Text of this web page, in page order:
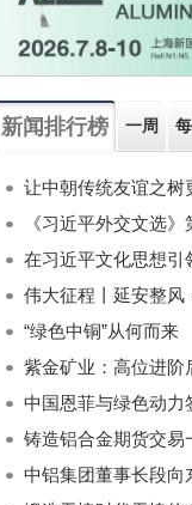
新闻排行榜 一周
《习近平外交文选
“绿色中铜”从何而来
紫金矿业：高位进阶
中国恩菲与绿色动力
铸造铝合金期货交易